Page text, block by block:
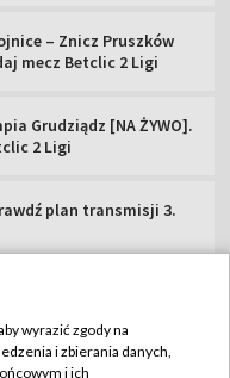
– Znicz Pruszków
mecz Betclic 2 Ligi
Grudziądz [NA ŻYWO].
2 Ligi
plan transmisji 3.
wyrazić zgody na
i zbierania danych,
i ich